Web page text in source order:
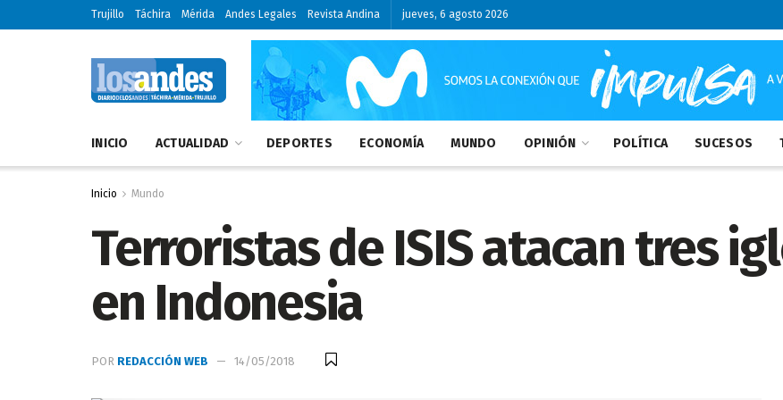
Trujillo Táchira Mérida Andes Legales Revista Andina jueves, 6 agosto 2026
INICIO ACTUALIDAD DEPORTES ECONOMÍA MUNDO OPINIÓN POLÍTICA SUCESOS
Inicio Mundo
Terroristas de ISIS atacan tres
en Indonesia
POR REDACCIÓN WEB 14/05/2018